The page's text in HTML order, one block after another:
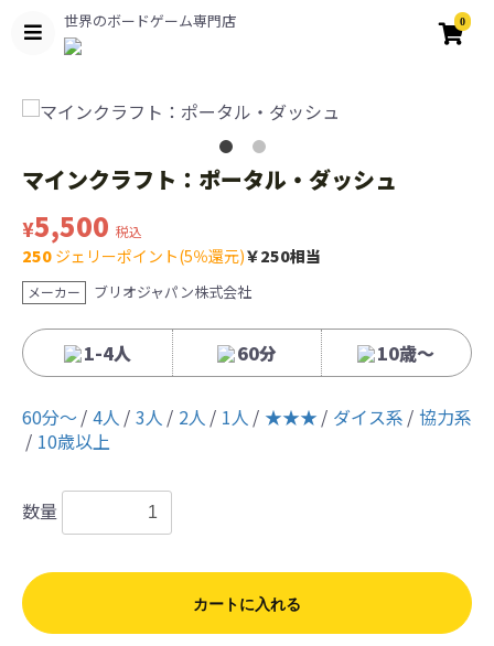
世界のボードゲーム専門店 0
マインクラフト：ポータル・ダッシュ
¥5,500 税込
250 ジェリーポイント(5％還元)￥250相当
メーカー ブリオジャパン株式会社
1-4人 60分 10歳〜
60分〜 4人 3人 2人 1人 ★★★ ダイス系
協力系
10歳以上
数量
カートに入れる